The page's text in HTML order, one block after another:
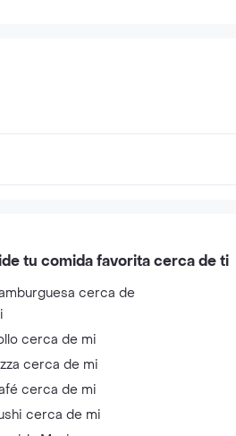
tu comida favorita cerca de ti
cerca de
cerca de mi
cerca de mi
cerca de mi
cerca de mi